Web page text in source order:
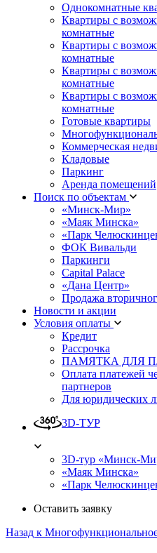
Однокомнатные
Квартиры с
комнатные
Квартиры с
комнатные
Квартиры с
комнатные
Квартиры с
комнатные
Готовые квартиры
Коммерческая
Кладовые
Паркинг
Аренда помещений
Поиск по объектам
«Минск-Мир»
«Маяк Минска»
«Парк
ФОК Вивальди
Паркинги
Capital Palace
«Дана Центр»
Продажа
Новости и акции
Условия оплаты
Кредит
Рассрочка
ПАМЯТКА ДЛЯ
Оплата платежей
партнеров
Для юридических
3D-ТУР
3D-тур «Минск-
«Маяк Минска»
«Парк
Оставить заявку
Назад к